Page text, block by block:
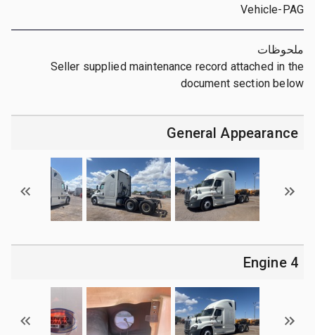
Vehicle-PAG
ملحوظات
Seller supplied maintenance record attached in the
document section below
General Appearance
4 Engine